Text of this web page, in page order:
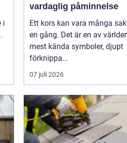
i
vardaglig påminnelse
Ett kors kan vara många
en gång. Det är en av
mest kända symboler, djupt
förknippa...
07 juli 2026